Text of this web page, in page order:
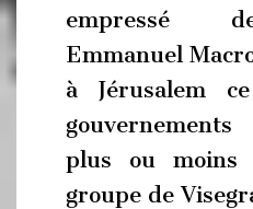
empressé
Emmanuel
à Jérusalem
plus ou moins
groupe de